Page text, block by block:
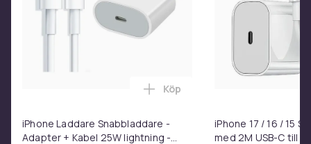
b852bce9-be17-5e04-9138-c5c6ab254023
Produktsäkerhetsinformation
iPhone Laddare Snabbladdare -
Adapter + Kabel 25W lightning -
Lägg till iPhone Laddare
Köp
iPhone 17 / 16 / 15
med 2M USB-C till